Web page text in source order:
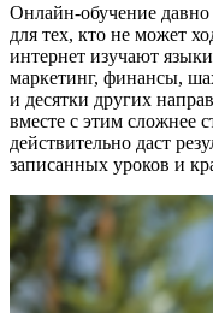
Онлайн-обучение
для тех, кто не может
интернет изучают
маркетинг, финансы,
и десятки других
вместе с этим сложнее
действительно даст
записанных уроков и